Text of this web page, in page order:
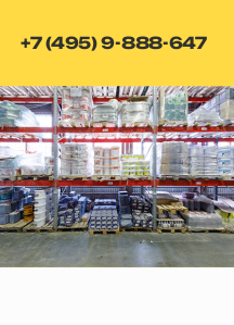
+7 (495) 9-888-647